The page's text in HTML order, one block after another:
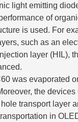
light emitting
of
is used. For
such as an
layer (HIL),
was evaporated
the
transport layer
in